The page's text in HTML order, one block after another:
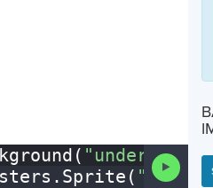
"underwater"
. Sprite(
Code